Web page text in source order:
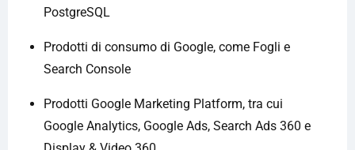
PostgreSQL
Prodotti di consumo di Google, come Fogli e
Search Console
Prodotti Google Marketing Platform, tra cui
Google Analytics, Google Ads, Search Ads 360 e